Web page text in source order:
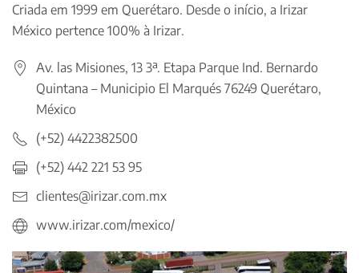
Criada em 1999 em Querétaro. Desde o início, a Irizar
México pertence 100% à Irizar.
Av. las Misiones, 13 3ª. Etapa Parque Ind. Bernardo
Quintana – Municipio El Marqués 76249 Querétaro,
México
(+52) 4422382500
(+52) 442 221 53 95
clientes@irizar.com.mx
www.irizar.com/mexico/